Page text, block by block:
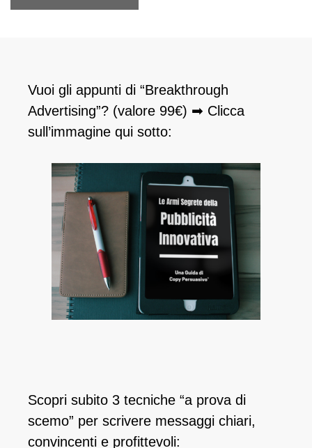
Vuoi gli appunti di “Breakthrough
Advertising”? (valore 99€) ➡ Clicca
sull’immagine qui sotto:
Scopri subito 3 tecniche “a prova di
scemo” per scrivere messaggi chiari,
convincenti e profittevoli: